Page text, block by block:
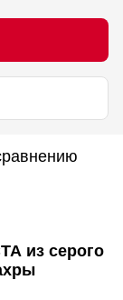
из серого